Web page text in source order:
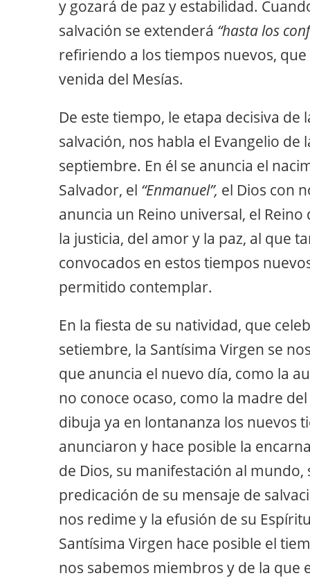
y gozará de paz y estabilidad.
salvación se extenderá “hasta los
refiriendo a los tiempos nuevos,
venida del Mesías.
De este tiempo, le etapa decisiva de
salvación, nos habla el Evangelio de
septiembre. En él se anuncia el
Salvador, el “Enmanuel”, el Dios con
anuncia un Reino universal, el
la justicia, del amor y la paz, al que
convocados en estos tiempos
permitido contemplar.
En la fiesta de su natividad, que
setiembre, la Santísima Virgen se
que anuncia el nuevo día, como la
no conoce ocaso, como la madre
dibuja ya en lontananza los nuevos
anunciaron y hace posible la
de Dios, su manifestación al mundo,
predicación de su mensaje de
nos redime y la efusión de su
Santísima Virgen hace posible el
nos sabemos miembros y de la que